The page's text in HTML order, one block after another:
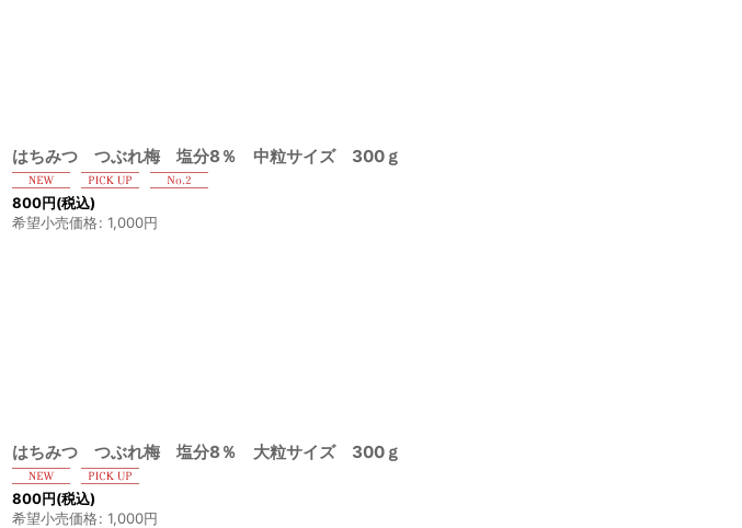
はちみつ つぶれ梅 塩分8％ 中粒サイズ 300ｇ
800円(税込)
希望小売価格: 1,000円
はちみつ つぶれ梅 塩分8％ 大粒サイズ 300ｇ
800円(税込)
希望小売価格: 1,000円